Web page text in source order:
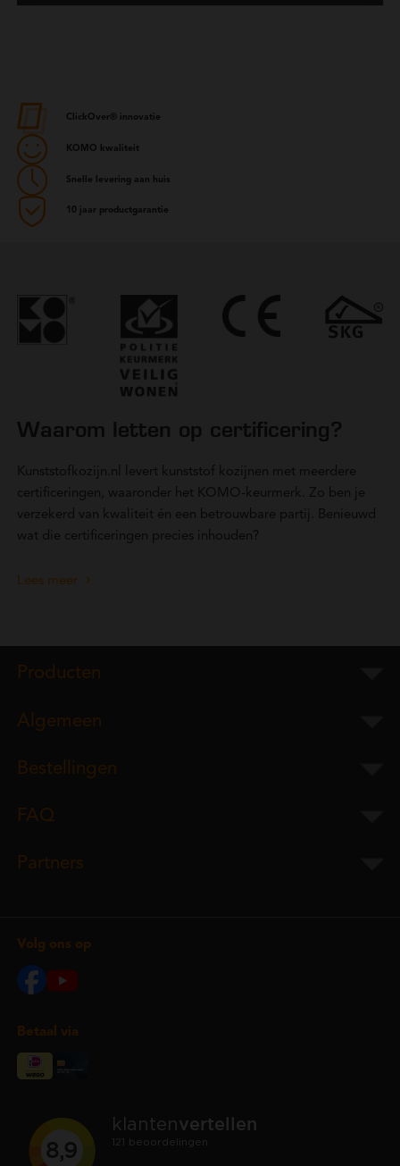
ClickOver® innovatie
KOMO kwaliteit
Snelle levering aan huis
10 jaar productgarantie
Waarom letten op certificering?
Kunststofkozijn.nl levert kunststof kozijnen met meerdere
certificeringen, waaronder het KOMO-keurmerk. Zo ben je
verzekerd van kwaliteit én een betrouwbare partij. Benieuwd
wat die certificeringen precies inhouden?
Lees meer
Producten
Algemeen
Bestellingen
FAQ
Partners
Volg ons op
Betaal via